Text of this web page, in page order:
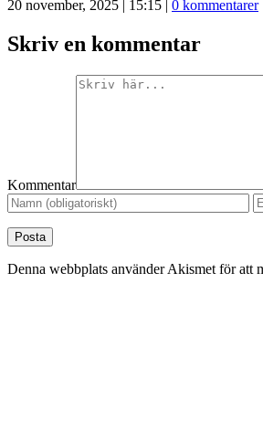
20 november, 2025 | 15:15 | 0 kommentarer
Skriv en kommentar
Kommentar
Denna webbplats använder Akismet för att